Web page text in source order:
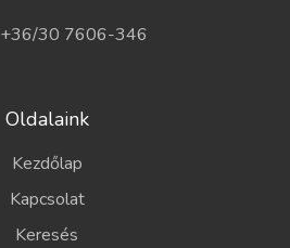
+36/30 7606-346
Oldalaink
Kezdőlap
Kapcsolat
Keresés